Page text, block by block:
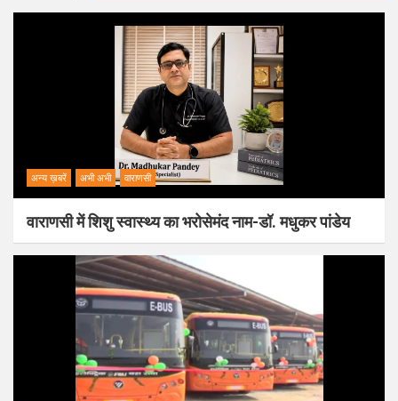
अन्य ख़बरें अभी अभी वाराणसी
वाराणसी में शिशु स्वास्थ्य का भरोसेमंद नाम-डॉ. मधुकर पांडेय